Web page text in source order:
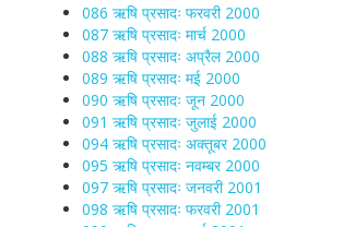
086 ऋषि प्रसादः फरवरी 2000
087 ऋषि प्रसादः मार्च 2000
088 ऋषि प्रसादः अप्रैल 2000
089 ऋषि प्रसादः मई 2000
090 ऋषि प्रसादः जून 2000
091 ऋषि प्रसादः जुलाई 2000
094 ऋषि प्रसादः अक्तूबर 2000
095 ऋषि प्रसादः नवम्बर 2000
097 ऋषि प्रसादः जनवरी 2001
098 ऋषि प्रसादः फरवरी 2001